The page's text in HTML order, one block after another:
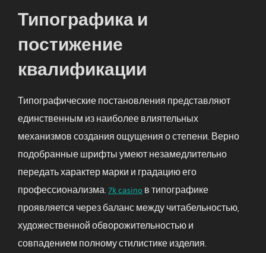
Типографика и
постижение
квалификации
Типографические постановления представляют
единственным из наиболее влиятельных
механизмов создания ощущения о степени. Верно
подобранные шрифты умеют незамедлительно
передать характер марки и градацию его
профессионализма.7k casinoв типографике
проявляется через баланс между читабельностью,
художественной обворожительностью и
совпадением полному стилистике изделия.